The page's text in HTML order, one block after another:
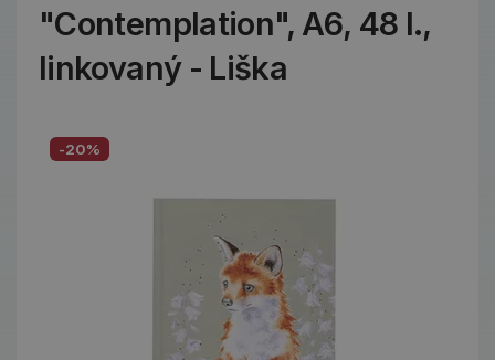
"Contemplation", A6, 48 l.,
linkovaný - Liška
-20%